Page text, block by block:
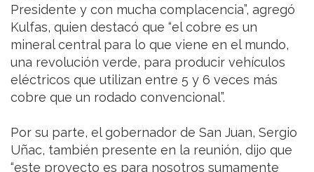
Presidente y con mucha complacencia”, agregó
Kulfas, quien destacó que “el cobre es un
mineral central para lo que viene en el mundo,
una revolución verde, para producir vehículos
eléctricos que utilizan entre 5 y 6 veces más
cobre que un rodado convencional”.
Por su parte, el gobernador de San Juan, Sergio
Uñac, también presente en la reunión, dijo que
“este proyecto es para nosotros sumamente